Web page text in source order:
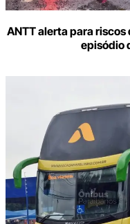
ANTT alerta para
episódio